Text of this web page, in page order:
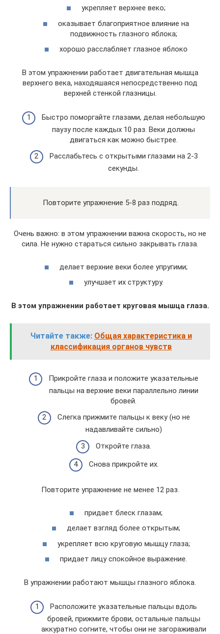
укрепляет верхнее веко;
оказывает благоприятное влияние на
подвижность глазного яблока;
хорошо расслабляет глазное яблоко
В этом упражнении работает двигательная мышца
верхнего века, находяшаяся непосредственно под
верхней стенкой глазницы.
Быстро поморгайте глазами, делая небольшую
паузу после каждых 10 раз. Веки должны
двигаться как можно быстрее.
Расслабьтесь с открытыми глазами на 2-3
секунды.
Повторите упражнение 5-8 раз подряд.
Очень важно: в этом упражнении важна скорость, но не
сила. Не нужно стараться сильно закрывать глаза.
делает верхние веки более упругими;
улучшает их структуру.
В этом упражнении работает круговая мышца глаза.
Читайте также: Общая характеристика и
классификация органов чувств
Прикройте глаза и положите указательные
пальцы на верхние веки параллельно линии
бровей.
Слегка прижмите пальцы к веку (но не
надавливайте сильно)
Откройте глаза.
Снова прикройте их.
Повторите упражнение не менее 12 раз.
придает блеск глазам;
делает взгляд более открытым;
укрепляет всю круговую мышцу глаза;
придает лицу спокойное выражение.
В упражнении работают мышцы глазного яблока.
Расположите указательные пальцы вдоль
бровей, прижмите брови, остальные пальцы
аккуратно согните, чтобы они не загораживали